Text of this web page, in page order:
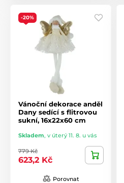
-20%
Vánoční dekorace anděl
Dany sedící s flitrovou
sukní, 16x22x60 cm
Skladem, v úterý 11. 8. u vás
779 Kč
623,2 Kč
Porovnat